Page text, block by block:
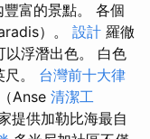
富的景點。 各個
）。 設計 羅徹
以浮潛出色。 白色
。 台灣前十大律
Anse 清潔工
提供加勒比海最自